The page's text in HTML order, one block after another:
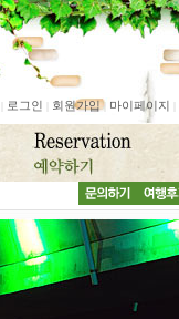
로그인 회원가입| 마이페이지